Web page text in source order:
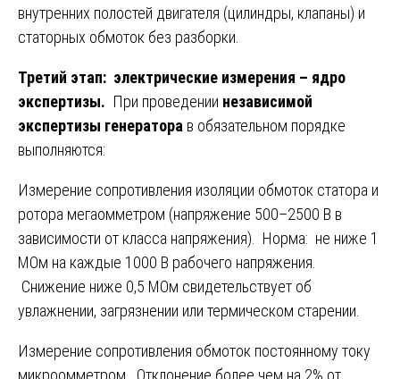
внутренних полостей двигателя (цилиндры, клапаны) и
статорных обмоток без разборки.
Третий этап: электрические измерения – ядро
экспертизы. При проведении независимой
экспертизы генератора в обязательном порядке
выполняются:
Измерение сопротивления изоляции обмоток статора и
ротора мегаомметром (напряжение 500–2500 В в
зависимости от класса напряжения). Норма: не ниже 1
МОм на каждые 1000 В рабочего напряжения.
Снижение ниже 0,5 МОм свидетельствует об
увлажнении, загрязнении или термическом старении.
Измерение сопротивления обмоток постоянному току
микроомметром. Отклонение более чем на 2% от